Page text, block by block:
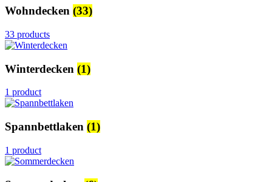
Wohndecken (33)
33 products
Winterdecken (1)
1 product
Spannbettlaken (1)
1 product